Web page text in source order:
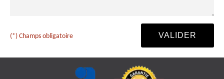
(*) Champs obligatoire